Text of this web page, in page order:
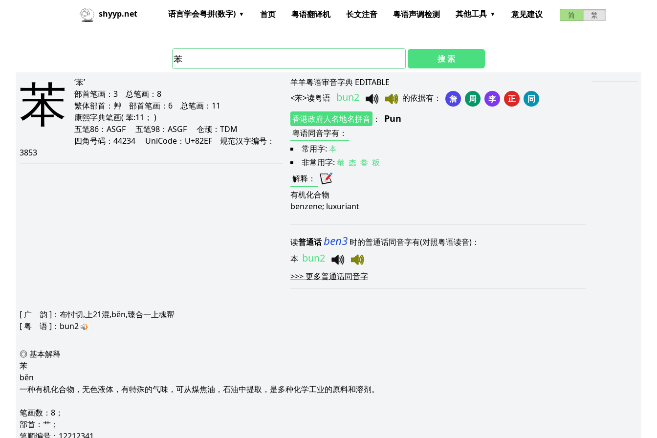
shyyp.net 简 繁
语言学会粤拼(数字) 首页 粤语翻译机 长文注音 粤语声调检测 其他工具 意见建议
搜 索
苯
‘苯’
部首笔画： 3 总笔画： 8
繁体部首： 艸 部首笔画： 6 总笔画： 11
康熙字典笔画( 苯:11； )
五笔86： ASGF 五笔98： ASGF 仓颉： TDM
四角号码： 44234 UniCode： U+82EF 规范汉字编号：
3853
羊羊粤语审音字典 EDITABLE
<苯>读粤语 bun2 的依据有： 詹 周 李 正
同
香港政府人名地名拼音 ： Pun
粤语同音字有：
常用字: 本
非常用字: 奙 楍 畚 粄
解释 ：
有机化合物
benzene; luxuriant
读普通话ben3 时的普通话同音字有(对照粤语读音)：
本 bun2
>>>更多普通话同音字
[ 广 韵 ]：布忖切,上21混,běn,臻合一上魂帮
[粤 语]：bun2
◎ 基本解释
苯
běn
一种有机化合物，无色液体，有特殊的气味，可从煤焦油，石油中提取，是多种化学工业的原料和溶剂。
笔画数：8；
部首：艹；